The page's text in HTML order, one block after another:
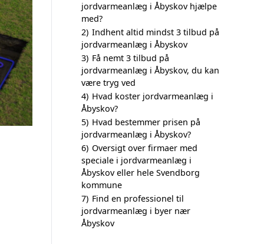
jordvarmeanlæg i Åbyskov hjælpe
med?
2) Indhent altid mindst 3 tilbud på
jordvarmeanlæg i Åbyskov
3) Få nemt 3 tilbud på
jordvarmeanlæg i Åbyskov, du kan
være tryg ved
4) Hvad koster jordvarmeanlæg i
Åbyskov?
5) Hvad bestemmer prisen på
jordvarmeanlæg i Åbyskov?
6) Oversigt over firmaer med
speciale i jordvarmeanlæg i
Åbyskov eller hele Svendborg
kommune
7) Find en professionel til
jordvarmeanlæg i byer nær
Åbyskov